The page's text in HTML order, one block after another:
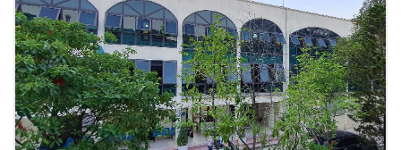
hóc, đảm bảo cho chất lượng nước thải đầu ra đạt đúng
theo tiêu chuẩn của hệ thống và cơ quan quản lý.